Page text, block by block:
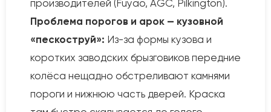
производителей (Fuyao, AGC, Pilkington).
Проблема порогов и арок — кузовной
«пескоструй»: Из-за формы кузова и
коротких заводских брызговиков передние
колёса нещадно обстреливают камнями
пороги и нижнюю часть дверей. Краска